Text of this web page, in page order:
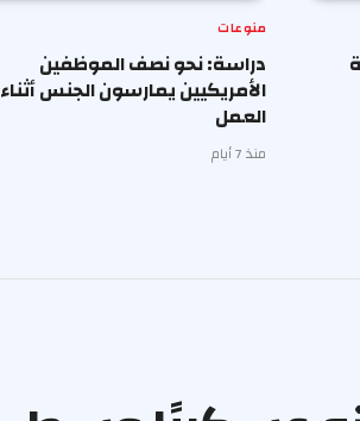
منوعات
دراسة: نحو نصف الموظفين
الأمريكيين يمارسون الجنس أثناء
العمل
منذ 7 أيام